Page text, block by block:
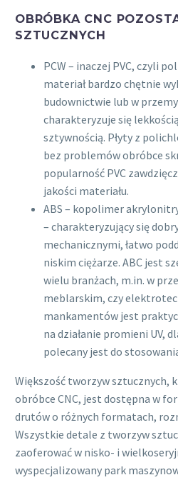
OBRÓBKA CNC
SZTUCZNYCH
PCW – inaczej PVC, czyli
materiał bardzo chętnie
budownictwie lub w
charakteryzuje się
sztywnością. Płyty z
bez problemów obróbce
popularność PVC
jakości materiału.
ABS – kopolimer
– charakteryzujący się
mechanicznymi, łatwo
niskim ciężarze. ABC jest
wielu branżach, m.in. w
meblarskim, czy
mankamentów jest
na działanie promieni UV,
polecany jest do
Większość tworzyw sztucznych,
obróbce CNC, jest dostępna w
drutów o różnych formatach,
Wszystkie detale z tworzyw
zaoferować w nisko- i
wyspecjalizowany park